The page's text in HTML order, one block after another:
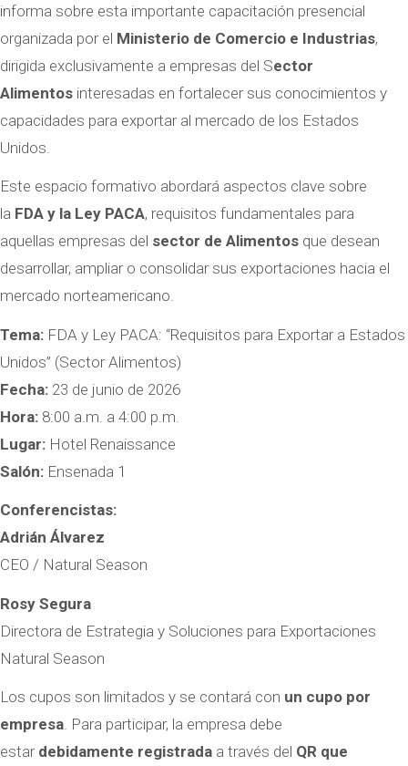
informa sobre esta importante capacitación presencial
organizada por el Ministerio de Comercio e Industrias,
dirigida exclusivamente a empresas del Sector
Alimentos interesadas en fortalecer sus conocimientos y
capacidades para exportar al mercado de los Estados
Unidos.
Este espacio formativo abordará aspectos clave sobre
la FDA y la Ley PACA, requisitos fundamentales para
aquellas empresas del sector de Alimentos que desean
desarrollar, ampliar o consolidar sus exportaciones hacia el
mercado norteamericano.
Tema: FDA y Ley PACA: “Requisitos para Exportar a Estados
Unidos” (Sector Alimentos)
Fecha: 23 de junio de 2026
Hora: 8:00 a.m. a 4:00 p.m.
Lugar: Hotel Renaissance
Salón: Ensenada 1
Conferencistas:
Adrián Álvarez
CEO / Natural Season
Rosy Segura
Directora de Estrategia y Soluciones para Exportaciones
Natural Season
Los cupos son limitados y se contará con un cupo por
empresa. Para participar, la empresa debe
estar debidamente registrada a través del QR que